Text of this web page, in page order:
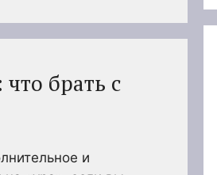
брать с
и